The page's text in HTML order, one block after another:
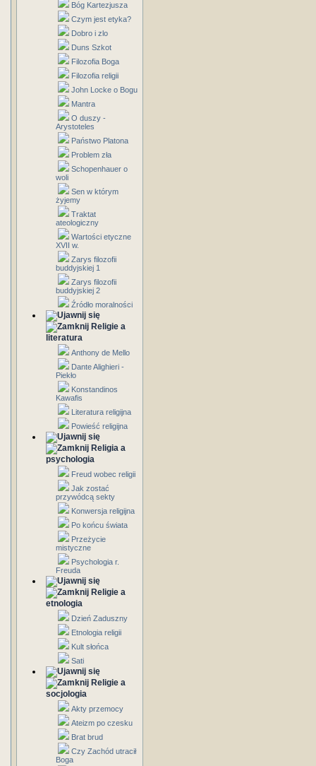
Bóg Kartezjusza
Czym jest etyka?
Dobro i zlo
Duns Szkot
Filozofia Boga
Filozofia religii
John Locke o Bogu
Mantra
O duszy -
Arystoteles
Państwo Platona
Problem zła
Schopenhauer o
woli
Sen w którym
żyjemy
Traktat
ateologiczny
Wartości etyczne
XVII w.
Zarys filozofii
buddyjskiej 1
Zarys filozofii
buddyjskiej 2
Źródło moralności
Religie a
literatura
Anthony de Mello
Dante Alighieri -
Piekło
Konstandinos
Kawafis
Literatura religijna
Powieść religijna
Religia a
psychologia
Freud wobec religii
Jak zostać
przywódcą sekty
Konwersja religijna
Po końcu świata
Przeżycie
mistyczne
Psychologia r.
Freuda
Religie a
etnologia
Dzień Zaduszny
Etnologia religii
Kult słońca
Sati
Religie a
socjologia
Akty przemocy
Ateizm po czesku
Brat brud
Czy Zachód utracił
Boga